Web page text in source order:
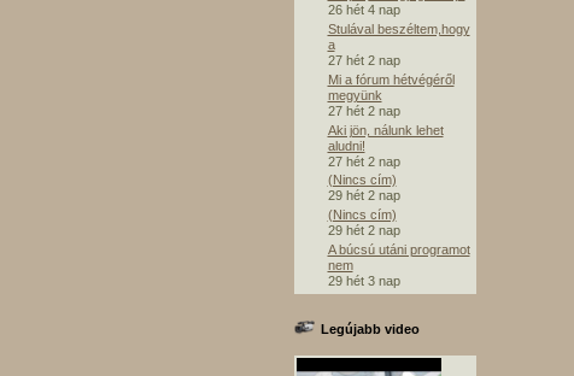
26 hét 4 nap
Stulával beszéltem,hogy
a
27 hét 2 nap
Mi a fórum hétvégéről
megyünk
27 hét 2 nap
Aki jön, nálunk lehet
aludni!
27 hét 2 nap
(Nincs cím)
29 hét 2 nap
(Nincs cím)
29 hét 2 nap
A búcsú utáni programot
nem
29 hét 3 nap
Legújabb video